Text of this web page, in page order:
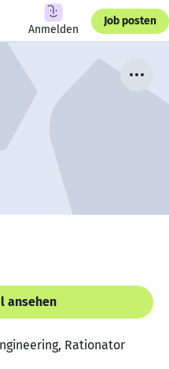
Anmelden
Job posten
ansehen
Rationator